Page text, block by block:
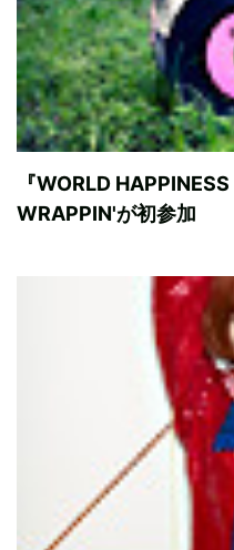
『WORLD
WRAPPIN'が初参加